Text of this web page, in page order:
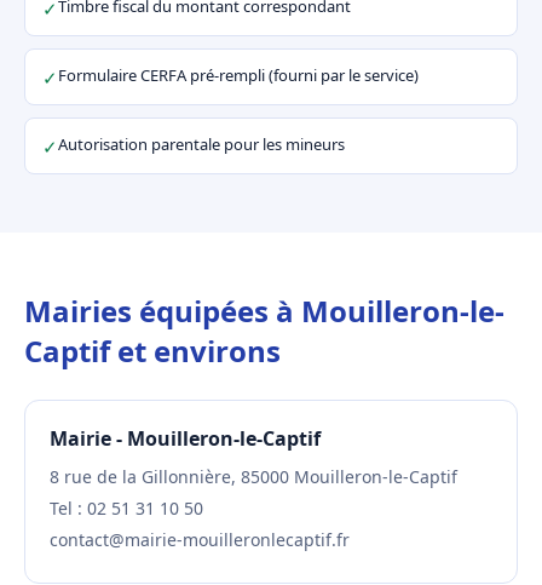
✓Timbre fiscal du montant correspondant
✓ Formulaire CERFA pré-rempli (fourni par le service)
✓Autorisation parentale pour les mineurs
Mairies équipées à Mouilleron-le-
Captif et environs
Mairie - Mouilleron-le-Captif
8 rue de la Gillonnière, 85000 Mouilleron-le-Captif
Tel : 02 51 31 10 50
contact@mairie-mouilleronlecaptif.fr